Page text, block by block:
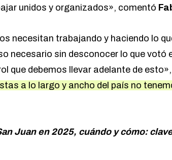
unidos y organizados», comentó
necesitan trabajando y haciendo lo
necesario sin desconocer lo que votó
que debemos llevar adelante de
a lo largo y ancho del país no
Juan en 2025, cuándo y cómo: